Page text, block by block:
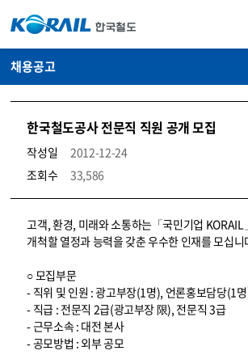
채용공고
한국철도공사 전문직 직원 공개 모집
작성일
2012-12-24
조회수
33,586
코레일소개_경영공시_채용공고 상세보기 – 내용, 파일, 담당자 연락처로 구성
고객, 환경, 미래와 소통하는「국민기업 KORAIL
개척할 열정과 능력을 갖춘 우수한 인재를 모십니
○ 모집부문
- 직위 및 인원 : 광고부장(1명), 언론홍보담당(1
- 직급 : 전문직 2급(광고부장 限), 전문직 3급
- 근무소속 : 대전 본사
- 공모방법 : 외부 공모